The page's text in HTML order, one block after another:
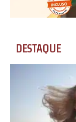
DESTAQUE